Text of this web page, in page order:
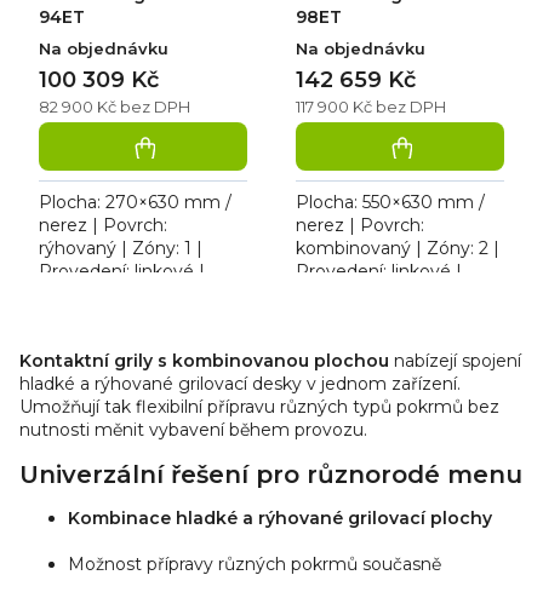
94ET
Na objednávku
82 900 Kč bez DPH
100 309 Kč
Plocha: 270×630 mm /
nerez | Povrch:
rýhovaný | Zóny: 1 |
Provedení: linkové |
98ET
Na objednávku
117 900 Kč bez DPH
142 659 Kč
Plocha: 550×630 mm /
nerez | Povrch:
kombinovaný | Zóny: 2 |
Provedení: linkové |
gril do...
v
l
á
d
c
í
p
r
Kontaktní grily s kombinovanou plochou nabízejí spojení
hladké a rýhované grilovací desky v jednom zařízení.
Umožňují tak flexibilní přípravu různých typů pokrmů bez
nutnosti měnit vybavení během provozu.
Univerzální řešení pro různorodé menu
Kombinace hladké a rýhované grilovací plochy
Možnost přípravy různých pokrmů současně